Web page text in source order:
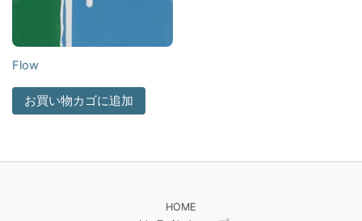
Flow
お買い物カゴに追加
HOME